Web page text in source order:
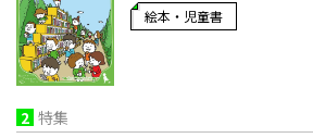
絵本・児童書
2 特集